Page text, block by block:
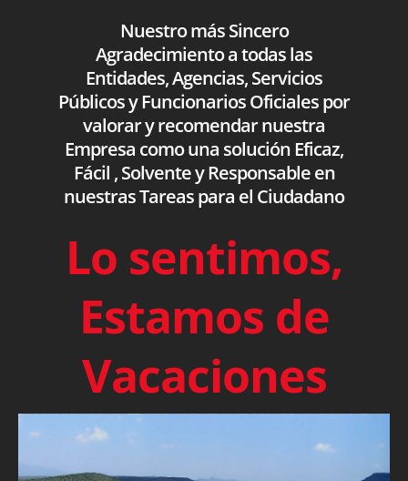
Nuestro más Sincero
Agradecimiento a todas las
Entidades, Agencias, Servicios
Públicos y Funcionarios Oficiales por
valorar y recomendar nuestra
Empresa como una solución Eficaz,
Fácil , Solvente y Responsable en
nuestras Tareas para el Ciudadano
Lo sentimos,
Estamos de
Vacaciones